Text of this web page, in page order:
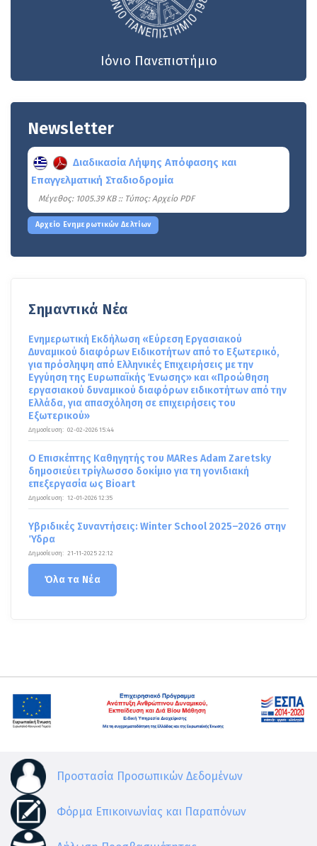
Ιόνιο Πανεπιστήμιο
Newsletter
Διαδικασία Λήψης Απόφασης και
Επαγγελματική Σταδιοδρομία
Mέγεθος: 1005.39 KB :: Τύπος: Αρχείο PDF
Αρχείο Ενημερωτικών Δελτίων
Σημαντικά Νέα
Ενημερωτική Εκδήλωση «Εύρεση Εργασιακού
Δυναμικού διαφόρων Ειδικοτήτων από το Εξωτερικό,
για πρόσληψη από Ελληνικές Επιχειρήσεις με την
Εγγύηση της Ευρωπαϊκής Ένωσης» και «Προώθηση
εργασιακού δυναμικού διαφόρων ειδικοτήτων από την
Ελλάδα, για απασχόληση σε επιχειρήσεις του
Εξωτερικού»
Δημοσίευση: 02-02-2026 15:44
Ο Επισκέπτης Καθηγητής του MARes Adam Zaretsky
δημοσιεύει τρίγλωσσο δοκίμιο για τη γονιδιακή
επεξεργασία ως Bioart
Δημοσίευση: 12-01-2026 12:35
Υβριδικές Συναντήσεις: Winter School 2025–2026 στην
Ύδρα
Δημοσίευση: 21-11-2025 22:12
Όλα τα Νέα
Προστασία Προσωπικών Δεδομένων
Φόρμα Επικοινωνίας και Παραπόνων